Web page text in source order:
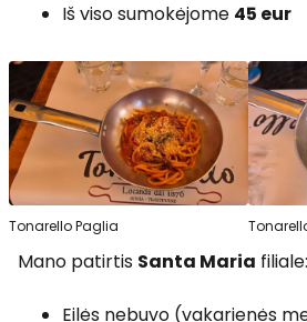
Iš viso sumokėjome 45 eur
Tonarello Paglia
Mano patirtis Santa Maria filiale:
Eilės nebuvo (vakarienės